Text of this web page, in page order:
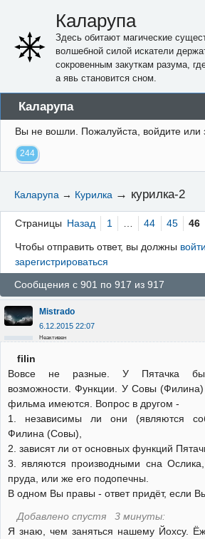
Каларупа
Здесь обитают магические
волшебной силой искатели
сокровенным закуткам разума,
а явь становится сном.
Каларупа
Блог
Форум
Правила
Вход
Вы не вошли. Пожалуйста, войдите или
244
Каларупа → Курилка → курилка-2
Страницы Назад 1 … 44 45 46
Чтобы отправить ответ, вы должны войти
зарегистрироваться
Сообщения с 901 по 917 из 917
Mistrado
6.12.2015 22:07
Неактивен
filin
Вовсе не разные. У Пятачка
возможности. Функции. У Совы
фильма имеются. Вопрос в другом -
1. независимы ли они (являются
Филина (Совы),
2. зависят ли от основных функций
3. являются производными сна
пруда, или же его подопечны.
В одном Вы правы - ответ придёт, если
Добавлено спустя 3 минуты:
Я знаю, чем заняться нашему Йохсу.